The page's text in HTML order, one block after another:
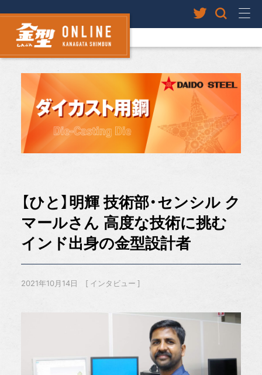
【ひと】明輝 技術部・センシル ク
マールさん 高度な技術に挑む
インド出身の金型設計者
2021年10月14日 インタビュー